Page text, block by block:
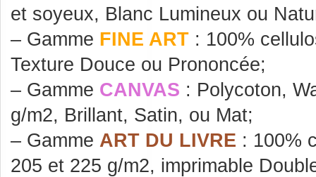
et soyeux, Blanc Lumineux ou
– Gamme FINE ART : 100%
Texture Douce ou Prononcée;
– Gamme CANVAS : Polycoton,
g/m2, Brillant, Satin, ou Mat;
– Gamme ART DU LIVRE : 100%
205 et 225 g/m2, imprimable